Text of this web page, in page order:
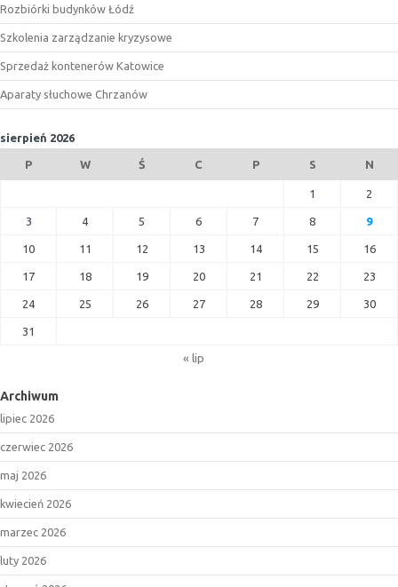
Rozbiórki budynków Łódź
Szkolenia zarządzanie kryzysowe
Sprzedaż kontenerów Katowice
Aparaty słuchowe Chrzanów
sierpień 2026
P W Ś C P S N
1 2
3 4 5 6 7 8 9
10 11 12 13 14 15 16
17 18 19 20 21 22 23
24 25 26 27 28 29 30
31
« lip
Archiwum
lipiec 2026
czerwiec 2026
maj 2026
kwiecień 2026
marzec 2026
luty 2026